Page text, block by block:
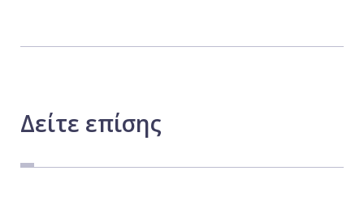
Δείτε επίσης